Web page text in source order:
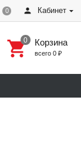
0 Кабинет
Корзина
всего 0 ₽